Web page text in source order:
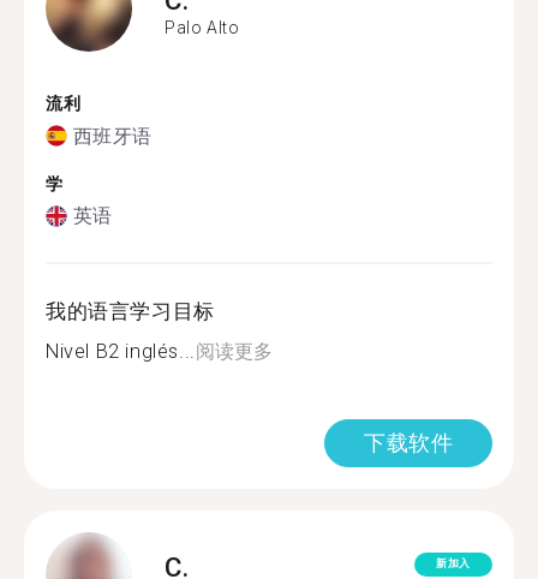
Palo Alto
流利
西班牙语
学
英语
我的语言学习目标
Nivel B2 inglés...阅读更多
下载软件
C. 新加入